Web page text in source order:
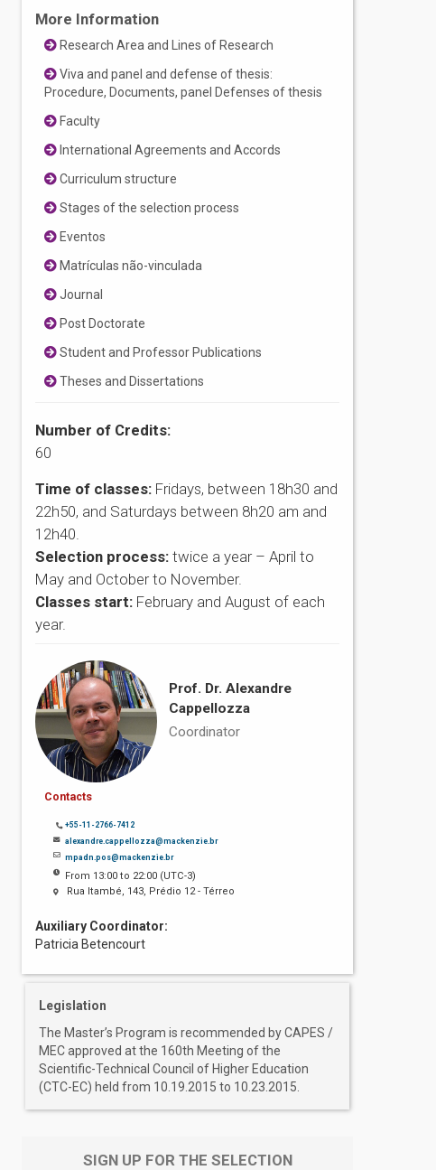
More Information
Research Area and Lines of Research
Viva and panel and defense of thesis:
Procedure, Documents, panel Defenses of thesis
Faculty
International Agreements and Accords
Curriculum structure
Stages of the selection process
Eventos
Matrículas não-vinculada
Journal
Post Doctorate
Student and Professor Publications
Theses and Dissertations
Number of Credits:
60
Time of classes: Fridays, between 18h30 and
22h50, and Saturdays between 8h20 am and
12h40.
Selection process:twice a year – April to
May and October to November.
Classes start: February and August of each
year.
Prof. Dr. Alexandre
Cappellozza
Coordinator
Contacts
+55-11-2766-7412
alexandre.cappellozza@mackenzie.br
mpadn.pos@mackenzie.br
From 13:00 to 22:00 (UTC-3)
Rua Itambé, 143, Prédio 12 - Térreo
Auxiliary Coordinator:
Patricia Betencourt
Legislation
The Master’s Program is recommended by CAPES /
MEC approved at the 160th Meeting of the
Scientific-Technical Council of Higher Education
(CTC-EC) held from 10.19.2015 to 10.23.2015.
SIGN UP FOR THE SELECTION